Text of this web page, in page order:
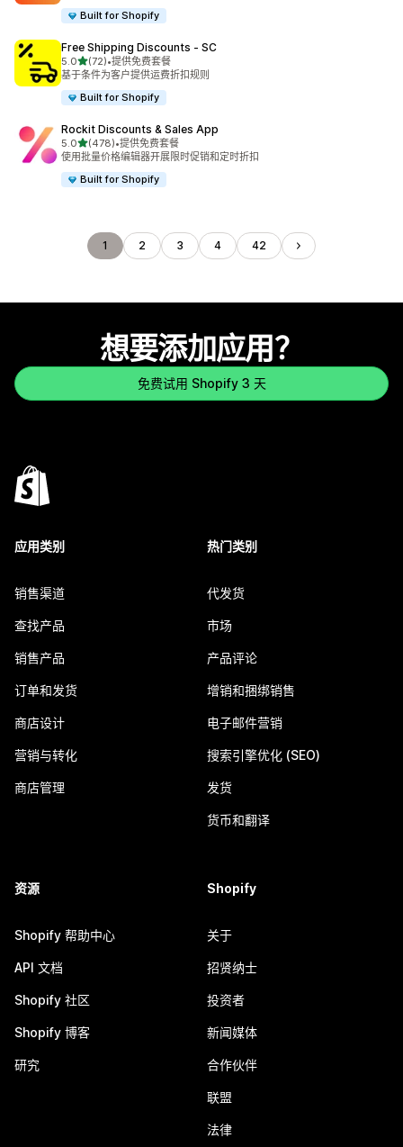
Built for Shopify
Free Shipping Discounts ‑ SC
5.0星（满分 5 星）
(72)
总共 72 条评论
•提供免费套餐
基于条件为客户提供运费折扣规则
Built for Shopify
Rockit Discounts & Sales App
5.0星（满分 5 星）
(478)
总共 478 条评论
•提供免费套餐
使用批量价格编辑器开展限时促销和定时折扣
Built for Shopify
1 2 3 4 42
想要添加应用？
免费试用 Shopify 3 天
应用类别
销售渠道
查找产品
销售产品
订单和发货
商店设计
营销与转化
商店管理
热门类别
代发货
市场
产品评论
增销和捆绑销售
电子邮件营销
搜索引擎优化 (SEO)
发货
货币和翻译
资源
Shopify 帮助中心
API 文档
Shopify 社区
Shopify 博客
研究
Shopify
关于
招贤纳士
投资者
新闻媒体
合作伙伴
联盟
法律